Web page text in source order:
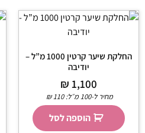
החלקת שיער קרטין 1000 מ”ל –
יודיבה
₪ 1,100
מחיר ל-100 מ״ל: ₪110
הוספה לסל